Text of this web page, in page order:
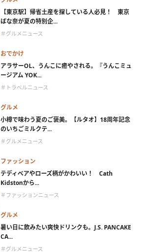
【東京駅】帰省土産を探している人必見！ 東京
ばな奈が夏の特別企...
＃グルメニュース
おでかけ
アラサーOL、うんこに癒やされる。『うんこミュ
ージアム YOK...
＃トラベルニュース
グルメ
小樽で味わう夏のご褒美。【ルタオ】18周年記念
のいちごミルクテ...
＃グルメニュース
ファッション
テディベアやローズ柄がかわいい！ Cath
Kidstonから...
＃ファッションニュース
グルメ
暑い日に飲みたい爽快ドリンクも。J.S. PANCAKE
CA...
＃グルメニュース